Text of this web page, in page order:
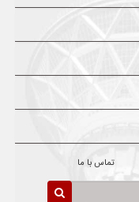
تماس با ما